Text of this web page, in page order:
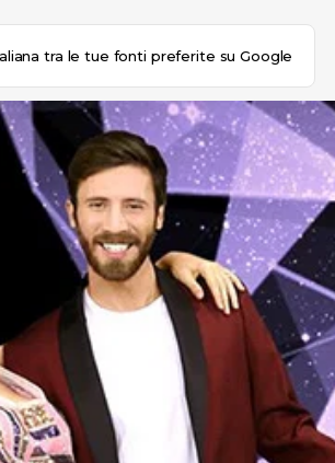
tra le tue fonti preferite su Google